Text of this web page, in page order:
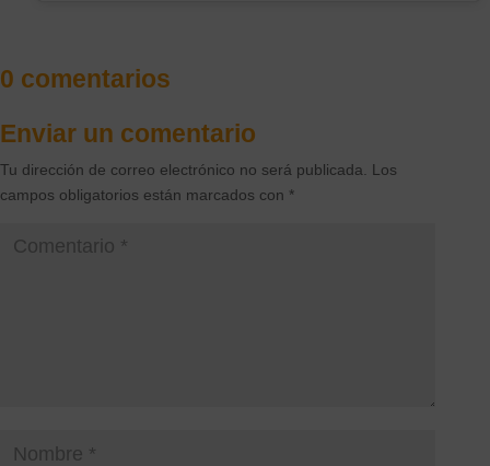
0 comentarios
Enviar un comentario
Tu dirección de correo electrónico no será publicada.
Los
campos obligatorios están marcados con *